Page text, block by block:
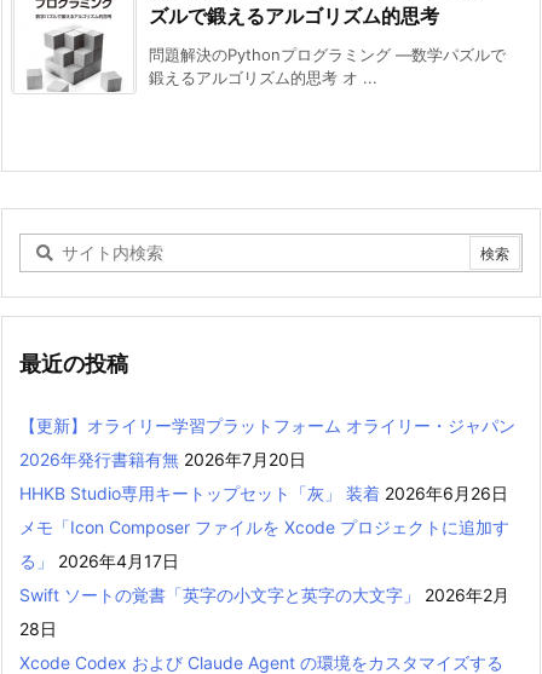
ズルで鍛えるアルゴリズム的思考
問題解決のPythonプログラミング ―数学パズルで
鍛えるアルゴリズム的思考 オ ...
最近の投稿
【更新】オライリー学習プラットフォーム オライリー・ジャパン
2026年発行書籍有無 2026年7月20日
HHKB Studio専用キートップセット「灰」 装着 2026年6月26日
メモ「Icon Composer ファイルを Xcode プロジェクトに追加す
る」
2026年4月17日
Swift ソートの覚書「英字の小文字と英字の大文字」
2026年2月
28日
Xcode Codex および Claude Agent の環境をカスタマイズする